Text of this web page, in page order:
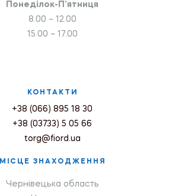
Понеділок-П’ятниця
8.00 – 12.00
15.00 – 17.00
КОНТАКТИ
+38 (066) 895 18 30
+38 (03733) 5 05 66
torg@fiord.ua
МІСЦЕ ЗНАХОДЖЕННЯ
Чернівецька область